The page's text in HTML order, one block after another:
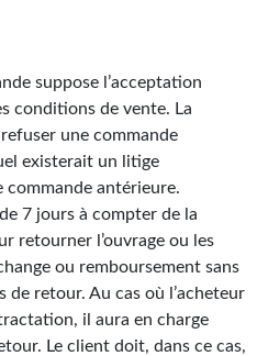
suppose l’acceptation
conditions de vente. La
une commande
existerait un litige
commande antérieure.
7 jours à compter de la
retourner l’ouvrage ou les
ou remboursement sans
de retour. Au cas où l’acheteur
il aura en charge
Le client doit, dans ce cas,